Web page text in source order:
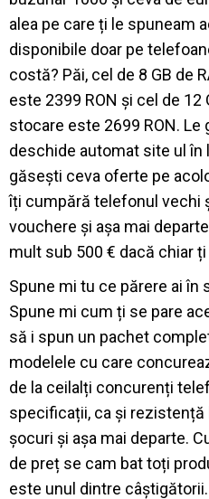
alea pe care ți le spuneam
disponibile doar pe
costă? Păi, cel de 8 GB de
este 2399 RON și cel de 12
stocare este 2699 RON.
deschide automat site ul în
găsești ceva oferte pe
îți cumpără telefonul vechi
vouchere și așa mai
mult sub 500 € dacă chiar
Spune mi tu ce părere ai în
Spune mi cum ți se pare
să i spun un pachet
modelele cu care
de la ceilalți concurenți
specificații, ca și rezistență
șocuri și așa mai departe.
de preț se cam bat toți
este unul dintre